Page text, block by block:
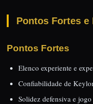
Pontos Fortes e
Pontos Fortes
Elenco experiente e
Confiabilidade de
Solidez defensiva e